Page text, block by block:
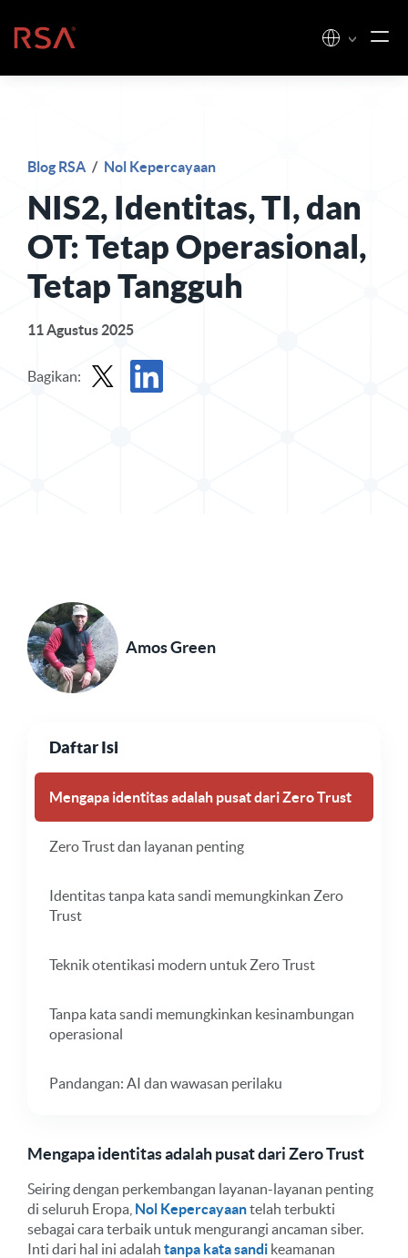
Beranda
Blog RSA / Nol Kepercayaan
NIS2, Identitas, TI, dan
OT: Tetap Operasional,
Tetap Tangguh
11 Agustus 2025
Bagikan:
Amos Green
Daftar Isi
Mengapa identitas adalah pusat dari Zero Trust
Zero Trust dan layanan penting
Identitas tanpa kata sandi memungkinkan Zero
Trust
Teknik otentikasi modern untuk Zero Trust
Tanpa kata sandi memungkinkan kesinambungan
operasional
Pandangan: AI dan wawasan perilaku
Mengapa identitas adalah pusat dari Zero Trust
Seiring dengan perkembangan layanan-layanan penting
di seluruh Eropa, Nol Kepercayaantelah terbukti
sebagai cara terbaik untuk mengurangi ancaman siber.
Inti dari hal ini adalah tanpa kata sandi keamanan